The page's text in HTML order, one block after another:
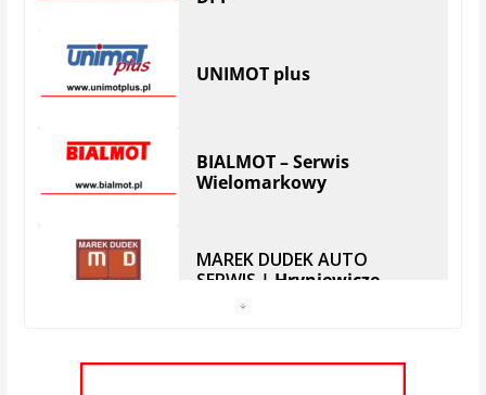
MAREK DUDEK AUTO
SERWIS| Hryniewicze
Serwis SKODA
Auto Serwis – Robert
Zubrzycki | Białystok
Zajkowski BOSCH Diesel